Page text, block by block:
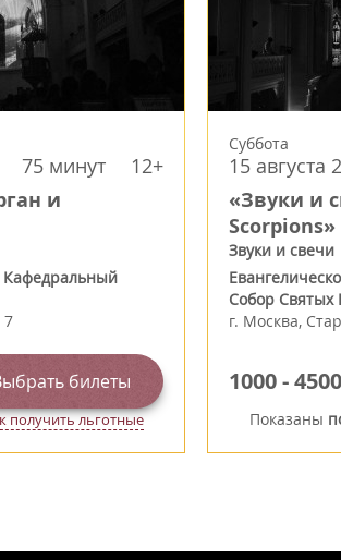
75 минут 12+
и
Кафедральный
7
билеты
получить льготные
Суббота
15 августа
«Звуки и
Scorpions»
Звуки и свечи
Собор Святых
г. Москва,
1000-4500
Показаны